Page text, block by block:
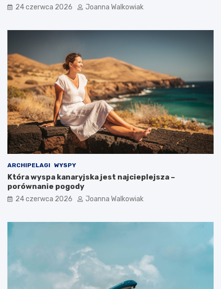
24 czerwca 2026 Joanna Walkowiak
ARCHIPELAGI WYSPY
Która wyspa kanaryjska jest najcieplejsza –
porównanie pogody
24 czerwca 2026 Joanna Walkowiak